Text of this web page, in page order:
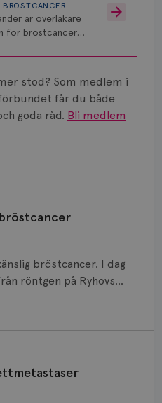
BRÖSTCANCER
är överläkare
för bröstcancer
stöd? Som medlem i
får du både
goda råd. Bli medlem
bröstcancer. I dag
röntgen på Ryhovs
jag inte längre får gå på
förstörd, det har
uppföljning och nu har
av uppföljning från
på
Sjukdomen